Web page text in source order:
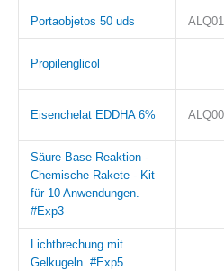
Portaobjetos 50 uds
Propilenglicol
Eisenchelat EDDHA 6%
Säure-Base-Reaktion -
Chemische Rakete - Kit
für 10 Anwendungen.
#Exp3
Lichtbrechung mit
Gelkugeln. #Exp5